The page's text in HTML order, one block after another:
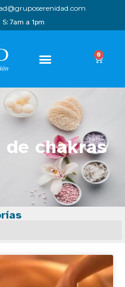
7am a 1pm
0
chakras